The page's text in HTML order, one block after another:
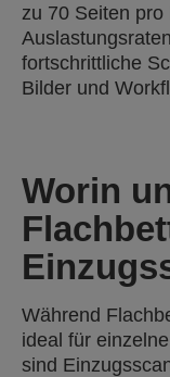
zu 70 Seiten pro
fortschrittliche
Bilder und
Worin
Während
ideal für
sind